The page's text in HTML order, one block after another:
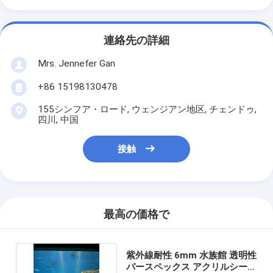
連絡先の詳細
Mrs. Jennefer Gan
+86 15198130478
155シンフア・ロード, ウェンジアン地区, チェンドゥ,
四川, 中国
接触
最高の価格で
紫外線耐性 6mm 水族館 透明性
パースペックス アクリルシート